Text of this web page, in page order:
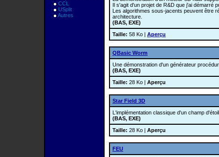
CCL
USplit
Autres
Il s'agit d'un projet de R&D que j'ai démarré
Les algorithmes sous-jacents peuvent être
architecture.
(BAS, EXE)
Taille: 58 Ko | Aperçu
QBasic Worm
Une démonstration d'un générateur
(BAS, EXE)
Taille: 28 Ko | Aperçu
Star Field 3D
L'implémentation classique d'un champ
(BAS, EXE)
Taille: 28 Ko | Aperçu
FEU